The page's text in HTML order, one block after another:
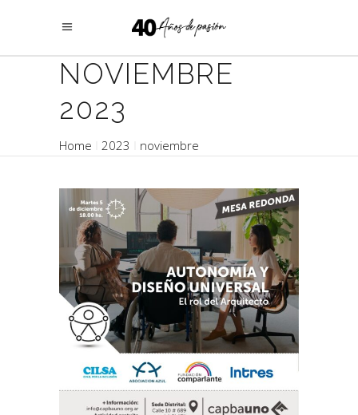
NOVIEMBRE
2023
Home 2023 noviembre